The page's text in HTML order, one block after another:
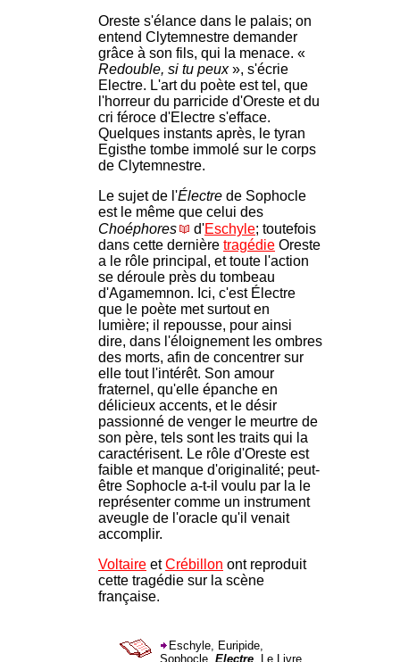
Oreste s'élance dans le palais; on
entend Clytemnestre demander
grâce à son fils, qui la menace. «
Redouble, si tu peux», s'écrie
Electre. L'art du poète est tel, que
l'horreur du parricide d'Oreste et du
cri féroce d'Electre s'efface.
Quelques instants après, le tyran
Egisthe tombe immolé sur le corps
de Clytemnestre.
Le sujet de l'Électre de Sophocle
est le même que celui des
Choéphores
d'Eschyle; toutefois
dans cette dernière tragédie Oreste
a le rôle principal, et toute l'action
se déroule près du tombeau
d'Agamemnon. Ici, c'est Électre
que le poète met surtout en
lumière; il repousse, pour ainsi
dire, dans l'éloignement les ombres
des morts, afin de concentrer sur
elle tout l'intérêt. Son amour
fraternel, qu'elle épanche en
délicieux accents, et le désir
passionné de venger le meurtre de
son père, tels sont les traits qui la
caractérisent. Le rôle d'Oreste est
faible et manque d'originalité; peut-
être Sophocle a-t-il voulu par la le
représenter comme un instrument
aveugle de l'oracle qu'il venait
accomplir.
Voltaire etCrébillon ont reproduit
cette tragédie sur la scène
française.
Eschyle, Euripide,
Sophocle, Electre, Le Livre